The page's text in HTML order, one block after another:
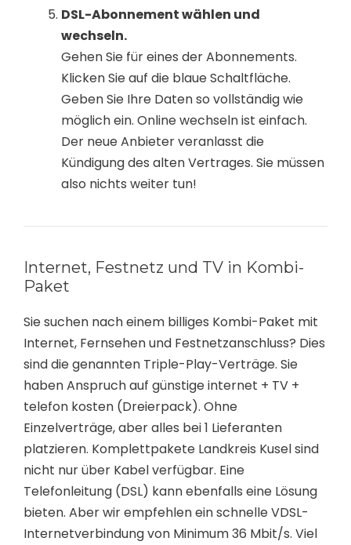
DSL-Abonnement wählen und
wechseln.
Gehen Sie für eines der Abonnements.
Klicken Sie auf die blaue Schaltfläche.
Geben Sie Ihre Daten so vollständig wie
möglich ein. Online wechseln ist einfach.
Der neue Anbieter veranlasst die
Kündigung des alten Vertrages. Sie müssen
also nichts weiter tun!
Internet, Festnetz und TV in Kombi-
Paket
Sie suchen nach einem billiges Kombi-Paket mit
Internet, Fernsehen und Festnetzanschluss? Dies
sind die genannten Triple-Play-Verträge. Sie
haben Anspruch auf günstige internet + TV +
telefon kosten (Dreierpack). Ohne
Einzelverträge, aber alles bei 1 Lieferanten
platzieren. Komplettpakete Landkreis Kusel sind
nicht nur über Kabel verfügbar. Eine
Telefonleitung (DSL) kann ebenfalls eine Lösung
bieten. Aber wir empfehlen ein schnelle VDSL-
Internetverbindung von Minimum 36 Mbit/s. Viel